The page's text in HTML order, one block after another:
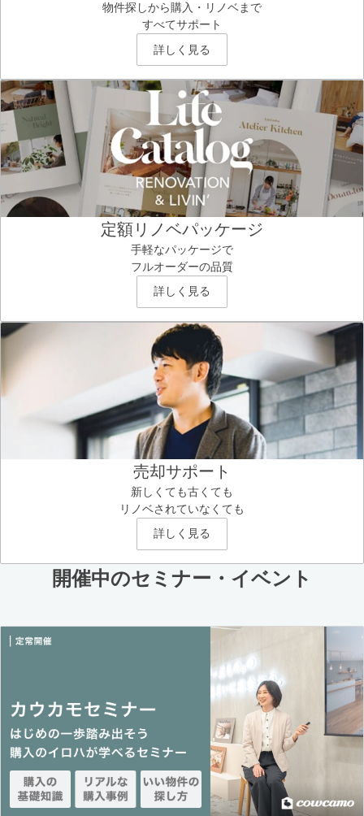
物件探しから購入・リノベまで
すべてサポート
詳しく見る
定額リノベパッケージ
手軽なパッケージで
フルオーダーの品質
詳しく見る
売却サポート
新しくても古くても
リノベされていなくても
詳しく見る
開催中のセミナー・イベント